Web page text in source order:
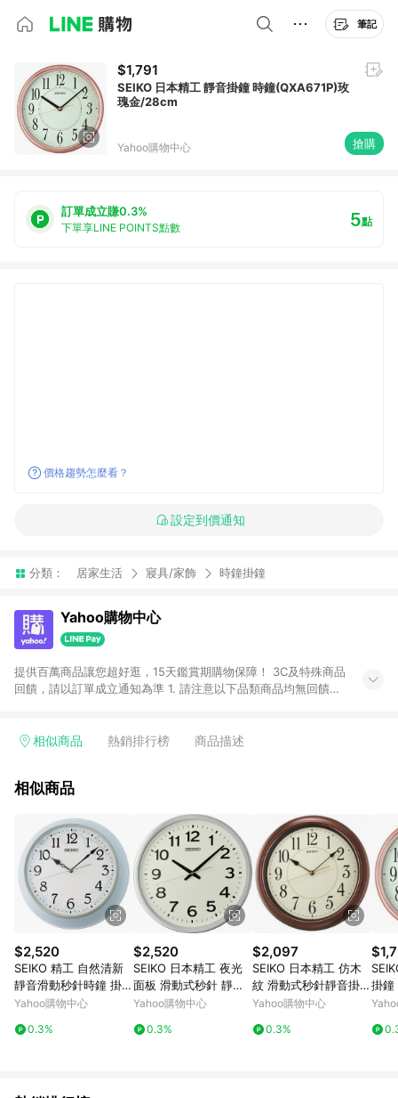
筆記
$1,791
SEIKO 日本精工 靜音掛鐘 時鐘(QXA671P)玫
瑰金/28cm
Yahoo購物中心 搶購
訂單成立賺0.3%
下單享LINE POINTS點數 5點
價格趨勢怎麼看？
設定到價通知
分類： 居家生活 寢具/家飾 時鐘掛鐘
Yahoo購物中心
提供百萬商品讓您超好逛，15天鑑賞期購物保障！ 3C及特殊商品
回饋，請以訂單成立通知為準 1. 請注意以下品類商品均無回饋：
電玩/遊戲/相機/單眼/鏡頭/拍立得 [2024/6/1起適用] -內接硬
的購回饋活動享Yahoo超贈點回饋者 - 購物中心商店之商品：商
3. 訂單回饋金額將扣除運費/購物金/超贈點/福利金/紅利折抵/折
價券等虛擬貨幣折抵 4. 大宗採購或批發轉賣不具回饋資格： 如
有相關事證認定您為大宗採購、批發轉賣而非最終消費使用者，
相關認定以Yahoo購物中心之認定為準
相似商品 熱銷排行榜 商品描述
相似商品
$2,520
SEIKO 精工 自然清新
靜音滑動秒針時鐘 掛鐘
QXA832L_SK045
Yahoo購物中心
0.3%
$2,520
SEIKO 日本精工 夜光
面板 滑動式秒針 靜音
掛鐘(QXA799S)40cm
Yahoo購物中心
0.3%
$2,097
SEIKO 日本精工 仿木
紋 滑動式秒針靜音掛鐘
時鐘(QXA616B)-咖啡/
Yahoo購物中心
0.3%
掛鐘
玫